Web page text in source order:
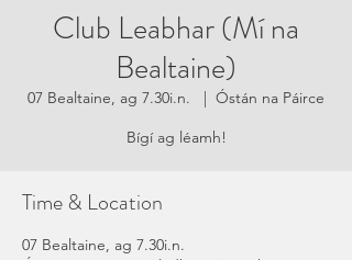
Club Leabhar (Mí na
Bealtaine)
07 Bealtaine, ag 7.30i.n.
  |
Óstán na Páirce
Time & Location
07 Bealtaine, ag 7.30i.n.